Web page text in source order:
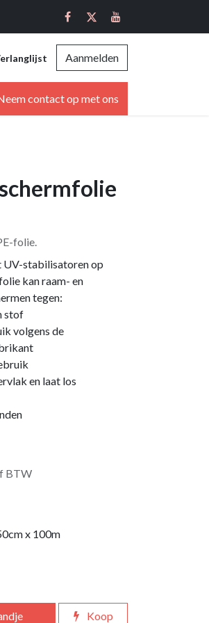
Aanmelden
contact op met ons
folie.
UV-stabilisatoren op
kan raam- en
tegen:
stof
volgens de
en laat los
BTW
x 100m
Koop